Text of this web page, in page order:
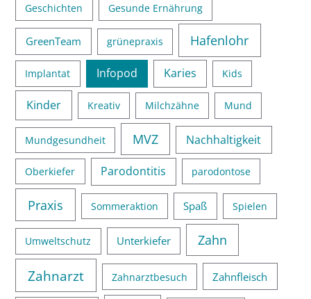
Geschichten Gesunde Ernährung
GreenTeam grünepraxis Hafenlohr
Implantat Infopod Karies Kids
Kinder Kreativ Milchzähne Mund
Mundgesundheit MVZ Nachhaltigkeit
Oberkiefer Parodontitis parodontose
Praxis Sommeraktion Spaß Spielen
Umweltschutz Unterkiefer Zahn
Zahnarzt Zahnarztbesuch Zahnfleisch